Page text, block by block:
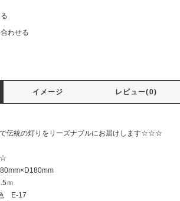
わせる
イメージ レビュー(0)
伝統の灯りをリーズナブルにお届けします☆☆☆
ｍ
E-17